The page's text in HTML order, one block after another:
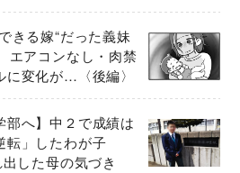
きる嫁“だった義妹
アコンなし・肉禁
に変化が…〈後編〉
部へ】中２で成績は
転」したわが子
した母の気づき